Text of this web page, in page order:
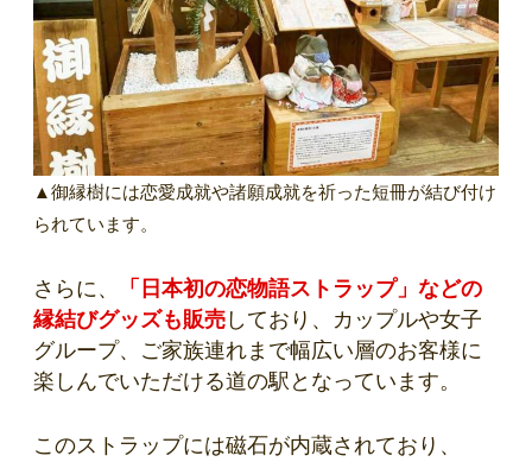
▲御縁樹には恋愛成就や諸願成就を祈った短冊が結び付け
られています。
さらに、
「日本初の恋物語ストラップ」などの
縁結びグッズも販売 しており、カップルや女子
グループ、ご家族連れまで幅広い層のお客様に
楽しんでいただける道の駅となっています。
このストラップには磁石が内蔵されており、